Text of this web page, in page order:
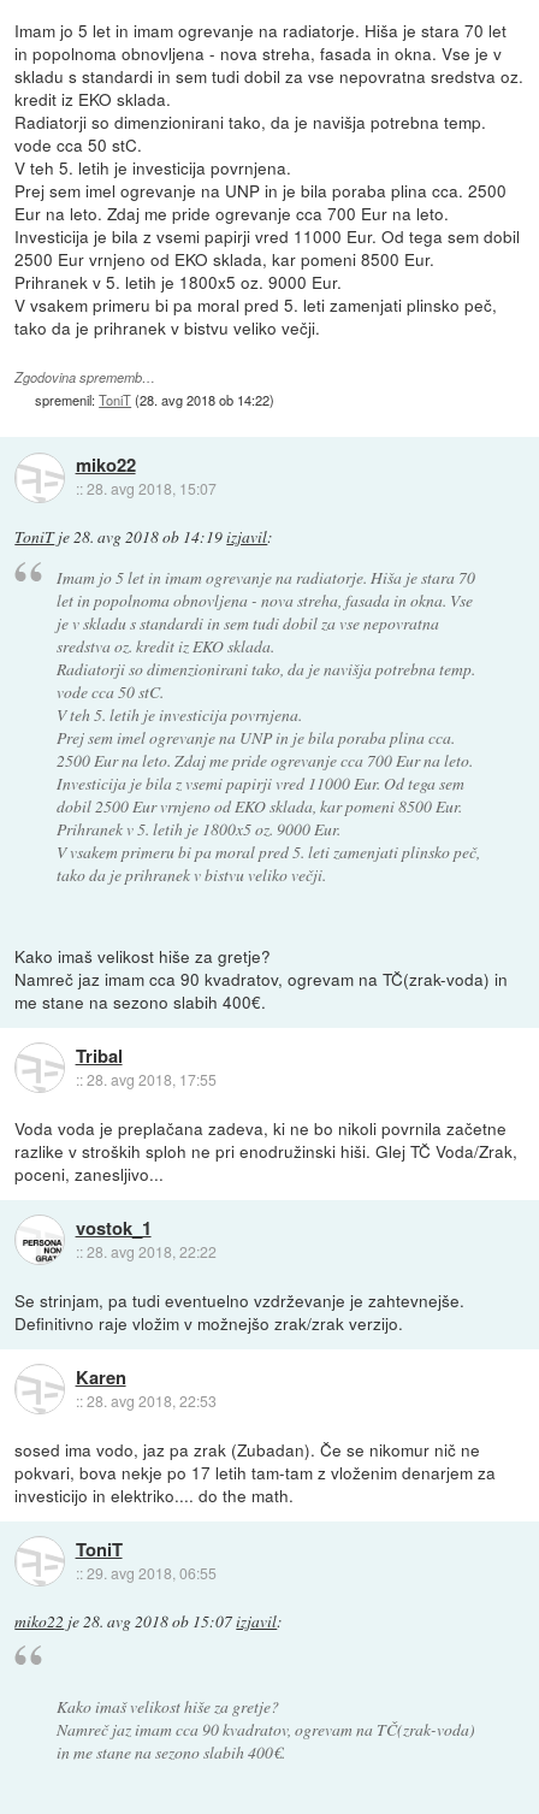
Imam jo 5 let in imam ogrevanje na radiatorje. Hiša je stara 70 let
in popolnoma obnovljena - nova streha, fasada in okna. Vse je v
skladu s standardi in sem tudi dobil za vse nepovratna sredstva oz.
kredit iz EKO sklada.
Radiatorji so dimenzionirani tako, da je navišja potrebna temp.
vode cca 50 stC.
V teh 5. letih je investicija povrnjena.
Prej sem imel ogrevanje na UNP in je bila poraba plina cca. 2500
Eur na leto. Zdaj me pride ogrevanje cca 700 Eur na leto.
Investicija je bila z vsemi papirji vred 11000 Eur. Od tega sem dobil
2500 Eur vrnjeno od EKO sklada, kar pomeni 8500 Eur.
Prihranek v 5. letih je 1800x5 oz. 9000 Eur.
V vsakem primeru bi pa moral pred 5. leti zamenjati plinsko peč,
tako da je prihranek v bistvu veliko večji.
Zgodovina sprememb…
spremenil:ToniT(28. avg 2018 ob 14:22)
miko22
::28. avg 2018, 15:07
ToniTje28. avg 2018 ob 14:19izjavil:
Imam jo 5 let in imam ogrevanje na radiatorje. Hiša je stara 70
let in popolnoma obnovljena - nova streha, fasada in okna. Vse
je v skladu s standardi in sem tudi dobil za vse nepovratna
sredstva oz. kredit iz EKO sklada.
Radiatorji so dimenzionirani tako, da je navišja potrebna temp.
vode cca 50 stC.
V teh 5. letih je investicija povrnjena.
Prej sem imel ogrevanje na UNP in je bila poraba plina cca.
2500 Eur na leto. Zdaj me pride ogrevanje cca 700 Eur na leto.
Investicija je bila z vsemi papirji vred 11000 Eur. Od tega sem
dobil 2500 Eur vrnjeno od EKO sklada, kar pomeni 8500 Eur.
Prihranek v 5. letih je 1800x5 oz. 9000 Eur.
V vsakem primeru bi pa moral pred 5. leti zamenjati plinsko peč,
tako da je prihranek v bistvu veliko večji.
Kako imaš velikost hiše za gretje?
Namreč jaz imam cca 90 kvadratov, ogrevam na TČ(zrak-voda) in
me stane na sezono slabih 400€.
Tribal
::28. avg 2018, 17:55
Voda voda je preplačana zadeva, ki ne bo nikoli povrnila začetne
razlike v stroških sploh ne pri enodružinski hiši. Glej TČ Voda/Zrak,
poceni, zanesljivo...
vostok_1
::28. avg 2018, 22:22
Se strinjam, pa tudi eventuelno vzdrževanje je zahtevnejše.
Definitivno raje vložim v možnejšo zrak/zrak verzijo.
Karen
::28. avg 2018, 22:53
sosed ima vodo, jaz pa zrak (Zubadan). Če se nikomur nič ne
pokvari, bova nekje po 17 letih tam-tam z vloženim denarjem za
investicijo in elektriko.... do the math.
ToniT
::29. avg 2018, 06:55
miko22 je28. avg 2018 ob 15:07izjavil:
Kako imaš velikost hiše za gretje?
Namreč jaz imam cca 90 kvadratov, ogrevam na TČ(zrak-voda)
in me stane na sezono slabih 400€.